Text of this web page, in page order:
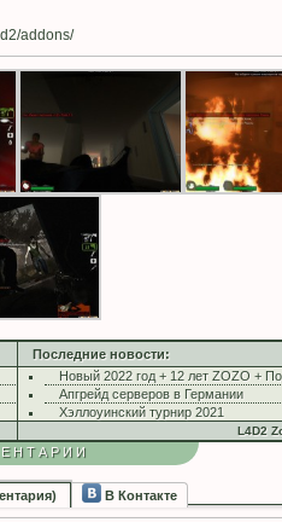
addons/
Последние новости:
Новый 2022 год + 12 лет ZOZO +
Апгрейд серверов в Германии
Хэллоуинский турнир 2021
L4D2
В Контакте